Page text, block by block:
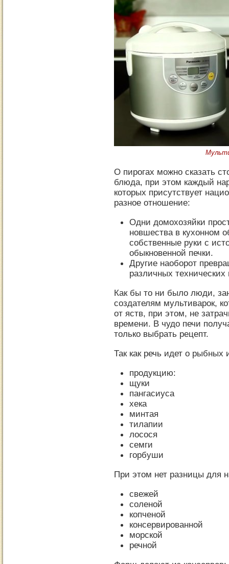
О пирогах можно сказать
блюда, при этом каждый
которых присутствует
разное отношение:
Одни домохозяйки
новшества в кухонном
собственные руки с
обыкновенной печки.
Другие наоборот
различных
Как бы то ни было люди,
создателям мультиварок,
от яств, при этом, не
времени. В чудо печи
только выбрать рецепт.
Так как речь идет о
продукцию:
щуки
пангасиуса
хека
минтая
тилапии
лосося
семги
горбуши
При этом нет разницы для
свежей
соленой
копченой
консервированной
морской
речной